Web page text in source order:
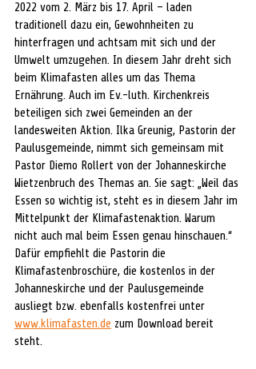
2022 vom 2. März bis 17. April – laden
traditionell dazu ein, Gewohnheiten zu
hinterfragen und achtsam mit sich und der
Umwelt umzugehen. In diesem Jahr dreht sich
beim Klimafasten alles um das Thema
Ernährung. Auch im Ev.-luth. Kirchenkreis
beteiligen sich zwei Gemeinden an der
landesweiten Aktion. Ilka Greunig, Pastorin der
Paulusgemeinde, nimmt sich gemeinsam mit
Pastor Diemo Rollert von der Johanneskirche
Wietzenbruch des Themas an. Sie sagt: „Weil das
Essen so wichtig ist, steht es in diesem Jahr im
Mittelpunkt der Klimafastenaktion. Warum
nicht auch mal beim Essen genau hinschauen.“
Dafür empfiehlt die Pastorin die
Klimafastenbroschüre, die kostenlos in der
Johanneskirche und der Paulusgemeinde
ausliegt bzw. ebenfalls kostenfrei unter
www.klimafasten.de zum Download bereit
steht.